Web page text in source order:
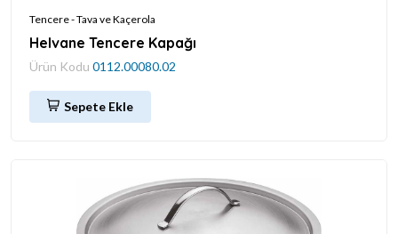
Tencere - Tava ve Kaçerola
Helvane Tencere Kapağı
Ürün Kodu 0112.00080.02
Sepete Ekle